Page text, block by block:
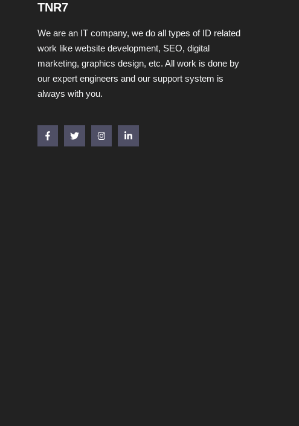
TNR7
We are an IT company, we do all types of ID related
work like website development, SEO, digital
marketing, graphics design, etc. All work is done by
our expert engineers and our support system is
always with you.